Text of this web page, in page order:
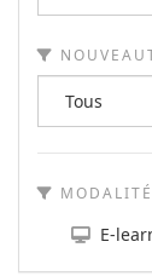
MODALITÉ
E-